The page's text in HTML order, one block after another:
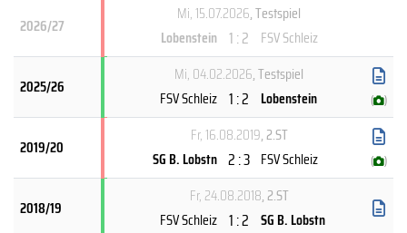
2026/27
Mi, 15.07.2026, Testspiel
Lobenstein 1 : 2 FSV Schleiz
2025/26
Mi, 04.02.2026, Testspiel
FSV Schleiz 1 : 2 Lobenstein ( )
2019/20
Fr, 16.08.2019, 2.ST
SG B. Lobstn 2 : 3 FSV Schleiz ( )
2018/19
Fr, 24.08.2018, 2.ST
FSV Schleiz 1 : 2 SG B. Lobstn